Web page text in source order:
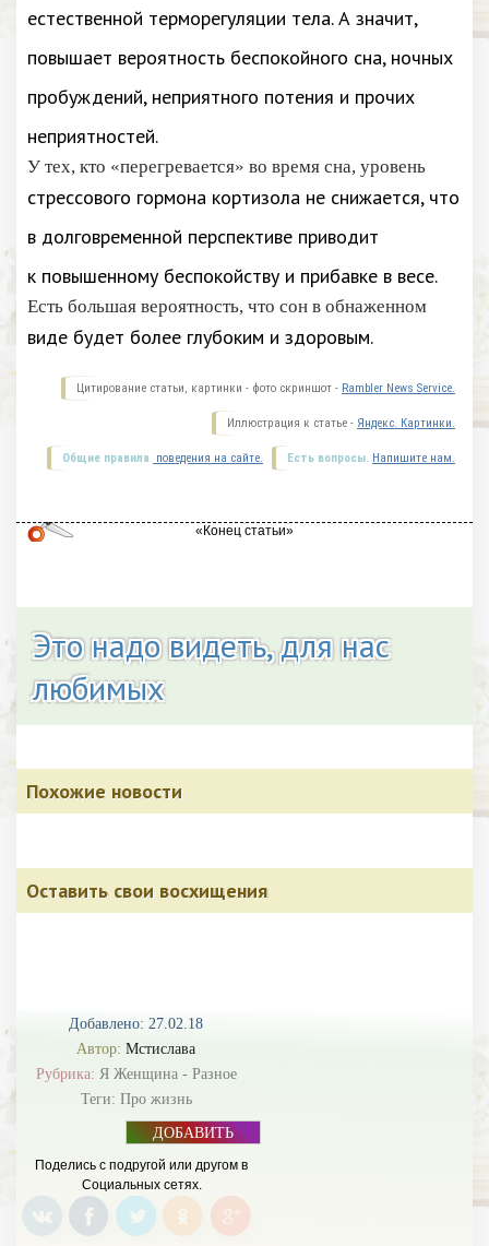
Добавлено: 27.02.18
Автор: Мстислава
Рубрика: Я Женщина - Разное
Теги: Про жизнь
ДОБАВИТЬ
Поделись с подругой или другом в
Социальных сетях.
естественной терморегуляции тела. А значит,
повышает вероятность беспокойного сна, ночных
пробуждений, неприятного потения и прочих
неприятностей.
У тех, кто «перегревается» во время сна, уровень
стрессового гормона кортизола не снижается, что
в долговременной перспективе приводит
к повышенному беспокойству и прибавке в весе.
Есть большая вероятность, что сон в обнаженном
виде будет более глубоким и здоровым.
Цитирование статьи, картинки - фото скриншот - Rambler News Service.
Иллюстрация к статье - Яндекс. Картинки.
Есть вопросы. Напишите нам.
Общие правила поведения на сайте.
Это надо видеть, для нас
любимых
Похожие новости
Оставить свои восхищения